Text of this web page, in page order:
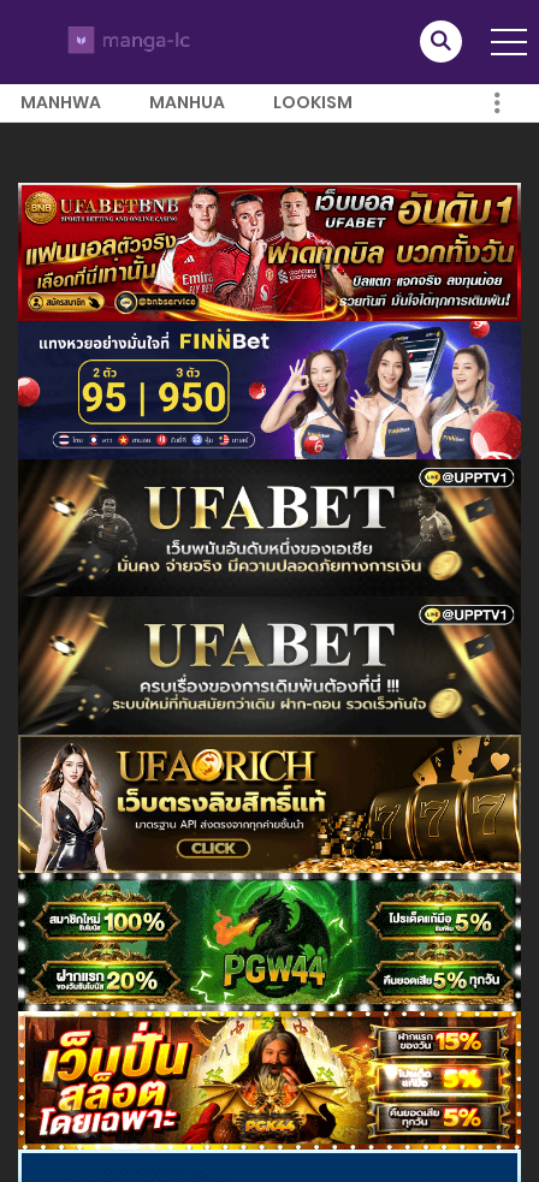
MANHWA MANHUA LOOKISM